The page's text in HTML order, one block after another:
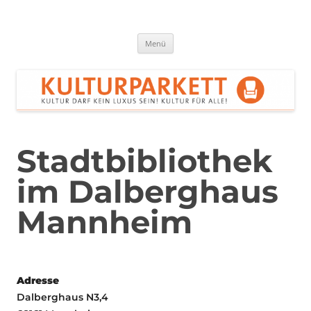
Menü
Stadtbibliothek
im Dalberghaus
Mannheim
Adresse
Dalberghaus N3,4